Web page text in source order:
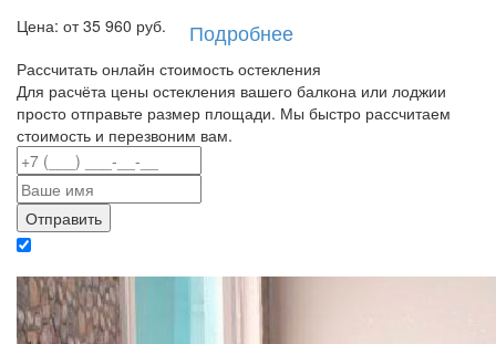
Цена: от35 960 руб. Подробнее
Рассчитать онлайн стоимость остекления
Для расчёта цены остекления вашего балкона или лоджии
просто отправьте размер площади. Мы быстро рассчитаем
стоимость и перезвоним вам.